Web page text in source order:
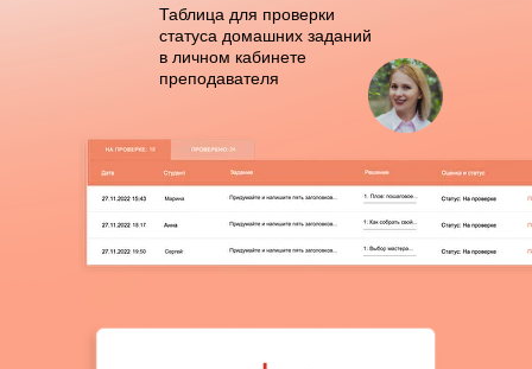
Таблица для проверки
статуса домашних заданий
в личном кабинете
преподавателя